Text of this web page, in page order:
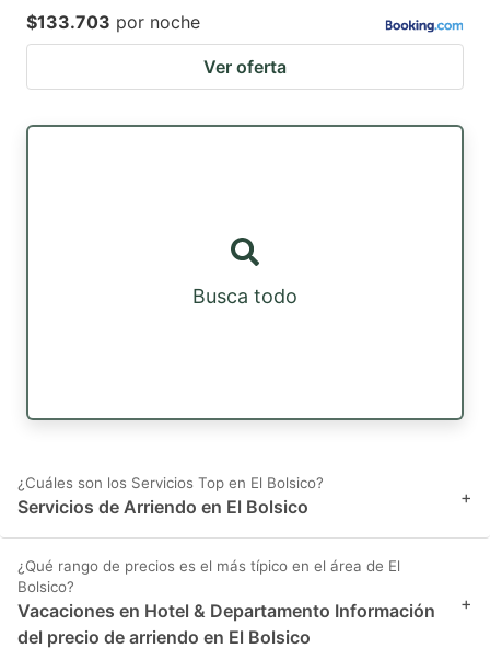
$133.703 por noche
Ver oferta
Busca todo
¿Cuáles son los Servicios Top en El Bolsico?
Servicios de Arriendo en El Bolsico +
¿Qué rango de precios es el más típico en el área de El
Bolsico?
Vacaciones en Hotel & Departamento Información
del precio de arriendo en El Bolsico
+